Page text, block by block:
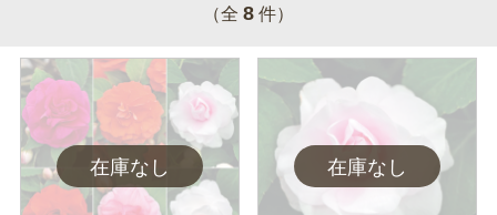
（全 8 件）